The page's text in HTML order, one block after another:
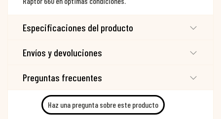
Especificaciones del producto
Envíos y devoluciones
Preguntas frecuentes
Haz una pregunta sobre este producto